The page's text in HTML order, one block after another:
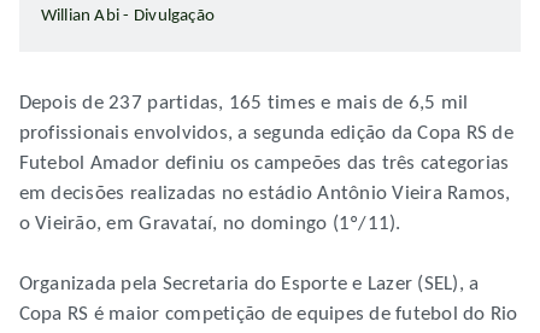
Willian Abi - Divulgação
Depois de 237 partidas, 165 times e mais de 6,5 mil
profissionais envolvidos, a segunda edição da Copa RS de
Futebol Amador definiu os campeões das três categorias
em decisões realizadas no estádio Antônio Vieira Ramos,
o Vieirão, em Gravataí, no domingo (1º/11).
Organizada pela Secretaria do Esporte e Lazer (SEL), a
Copa RS é maior competição de equipes de futebol do Rio